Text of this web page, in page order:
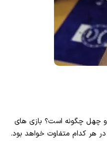
و چهل چگونه است؟ بازی های
هر کدام متفاوت خواهد بود.